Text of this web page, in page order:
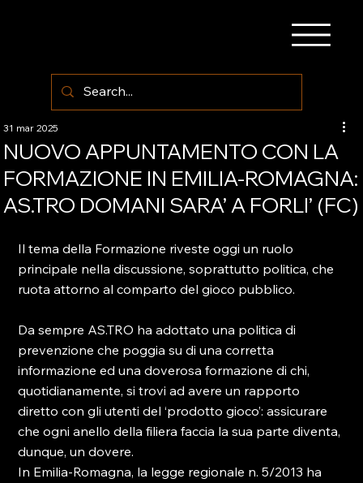
NUOVO APPUNTAMENTO CON LA
FORMAZIONE IN EMILIA-ROMAGNA:
AS.TRO DOMANI SARA’ A FORLI’ (FC)
31 mar 2025
Il tema della Formazione riveste oggi un ruolo
principale nella discussione, soprattutto politica, che
ruota attorno al comparto del gioco pubblico.
Da sempre AS.TRO ha adottato una politica di
prevenzione che poggia su di una corretta
informazione ed una doverosa formazione di chi,
quotidianamente, si trovi ad avere un rapporto
diretto con gli utenti del ‘prodotto gioco’: assicurare
che ogni anello della filiera faccia la sua parte diventa,
dunque, un dovere.
In Emilia-Romagna, la legge regionale n. 5/2013 ha